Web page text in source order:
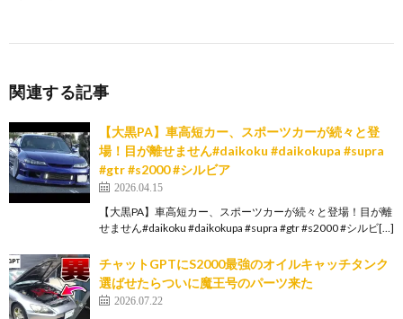
関連する記事
【大黒PA】車高短カー、スポーツカーが続々と登
場！目が離せません#daikoku #daikokupa #supra
#gtr #s2000 #シルビア
2026.04.15
【大黒PA】車高短カー、スポーツカーが続々と登場！目が離
せません#daikoku #daikokupa #supra #gtr #s2000 #シルビ[…]
チャットGPTにS2000最強のオイルキャッチタンク
選ばせたらついに魔王号のパーツ来た
2026.07.22